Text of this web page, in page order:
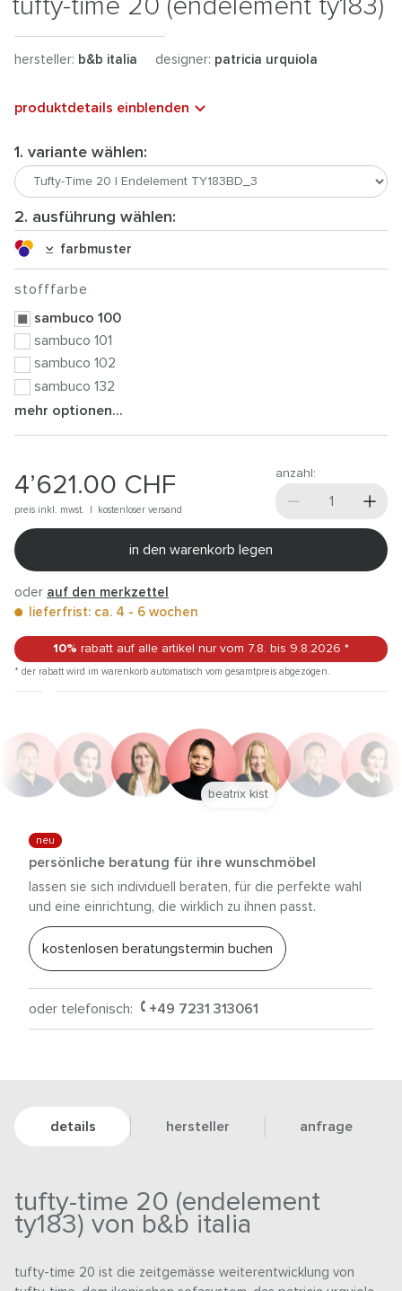
tufty-time 20 (endelement ty183)
hersteller: b&b italia designer: patricia urquiola
produktdetails einblenden
1. variante wählen:
2. ausführung wählen:
farbmuster
stofffarbe
sambuco 100
sambuco 101
sambuco 102
sambuco 132
mehr optionen...
4’621.00 CHF
preis inkl. mwst. | kostenloser versand
anzahl:
in den warenkorb legen
oder auf den merkzettel
lieferfrist: ca. 4 - 6 wochen
10% rabatt auf alle artikel nur vom 7.8. bis 9.8.2026 *
* der rabatt wird im warenkorb automatisch vom gesamtpreis abgezogen.
neu
persönliche beratung für ihre wunschmöbel
lassen sie sich individuell beraten, für die perfekte wahl
und eine einrichtung, die wirklich zu ihnen passt.
kostenlosen beratungstermin buchen
oder telefonisch: +49 7231 313061
beatrix kist
details hersteller anfrage
tufty-time 20 (endelement
ty183) von b&b italia
tufty-time 20 ist die zeitgemässe weiterentwicklung von